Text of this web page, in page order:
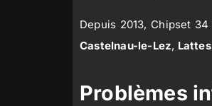
Depuis 2013, Chipset
Castelnau-le-Lez, Lattes
Problèmes